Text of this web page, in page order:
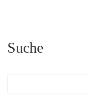
Suche